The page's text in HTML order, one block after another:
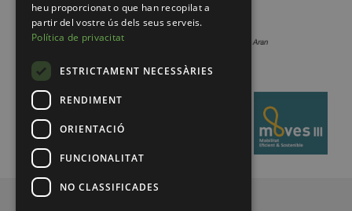
heu proporcionat o que han recopilat a
partir del vostre ús dels seus serveis.
Política de privacitat
ESTRICTAMENT NECESSÀRIES
RENDIMENT
ORIENTACIÓ
FUNCIONALITAT
NO CLASSIFICADES